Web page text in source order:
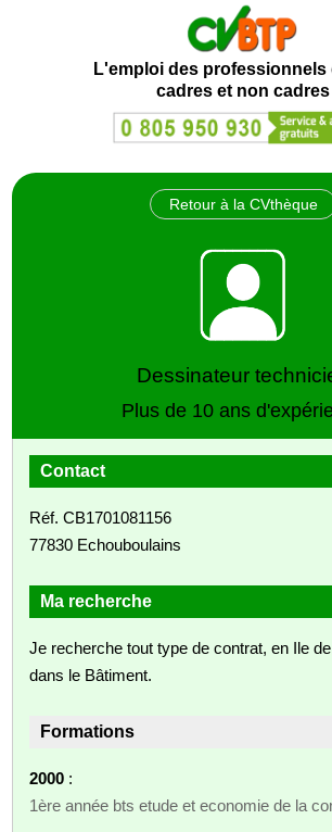
L'emploi des professionnels
cadres et non cadres
Retour à la CVthèque
Dessinateur
Plus de 10 ans
Contact
Réf. CB1701081156
77830 Echouboulains
Ma recherche
Je recherche tout type de contrat, en Ile
dans le Bâtiment.
Formations
2000 :
1ère année bts etude et economie de la